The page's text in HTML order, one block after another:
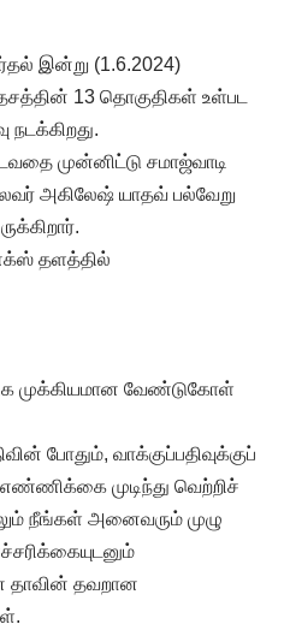
இன்று (1.6.2024)
13 தொகுதிகள் உள்பட
நடக்கிறது.
முன்னிட்டு சமாஜ்வாடி
அகிலேஷ் யாதவ் பல்வேறு
தளத்தில்
முக்கியமான வேண்டுகோள்
போதும், வாக்குப்பதிவுக்குப்
எண்ணிக்கை முடிந்து வெற்றிச்
நீங்கள் அனைவரும் முழு
தாவின் தவறான